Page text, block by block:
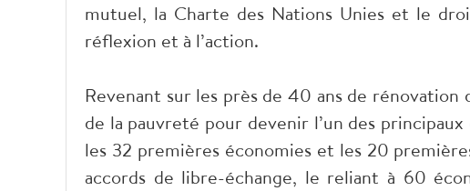
mutuel, la Charte des Nations Unies et le
réflexion et à l’action.
Revenant sur les près de 40 ans de
de la pauvreté pour devenir l’un des
les 32 premières économies et les 20
accords de libre-échange, le reliant à 60